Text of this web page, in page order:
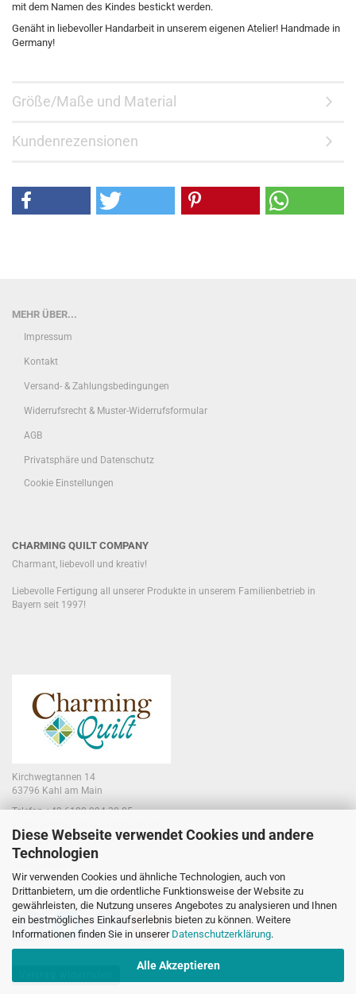
Diese Webseite verwendet Cookies und andere
Technologien
Wir verwenden Cookies und ähnliche Technologien, auch von
Drittanbietern, um die ordentliche Funktionsweise der Website zu
gewährleisten, die Nutzung unseres Angebotes zu analysieren und Ihnen
ein bestmögliches Einkaufserlebnis bieten zu können. Weitere
Informationen finden Sie in unserer Datenschutzerklärung.
Alle Akzeptieren
mit dem Namen des Kindes bestickt werden.
Genäht in liebevoller Handarbeit in unserem eigenen Atelier! Handmade in
Germany!
Größe/Maße und Material
Kundenrezensionen
MEHR ÜBER...
Impressum
Kontakt
Versand- & Zahlungsbedingungen
Widerrufsrecht & Muster-Widerrufsformular
AGB
Privatsphäre und Datenschutz
Cookie Einstellungen
CHARMING QUILT COMPANY
Charmant, liebevoll und kreativ!
Liebevolle Fertigung all unserer Produkte in unserem Familienbetrieb in
Bayern seit 1997!
Kirchwegtannen 14
63796 Kahl am Main
Telefon +49 6188 994 30 85
Laden:
63796 Kahl am Main